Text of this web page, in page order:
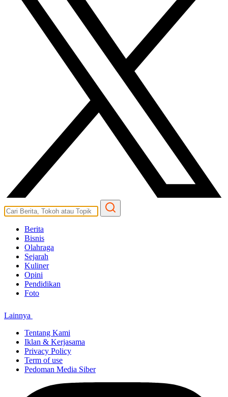
Berita
Bisnis
Olahraga
Sejarah
Kuliner
Opini
Pendidikan
Foto
Lainnya
Tentang Kami
Iklan & Kerjasama
Privacy Policy
Term of use
Pedoman Media Siber